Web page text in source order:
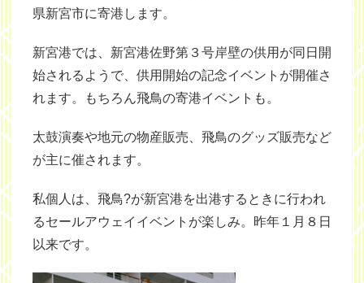
県新宮市に寄港します。
新宮港では、新宮港佐野第３号岸壁の供用が同日開
始されるようで、供用開始の記念イベントが開催さ
れます。もちろん飛鳥の寄港イベントも。
太鼓演奏や地元の物産販売、飛鳥のグッズ販売など
が主に催されます。
私個人は、飛鳥?が新宮港を出港するときに行われ
るセールアウェイイベントが楽しみ。昨年１月８日
以来です。